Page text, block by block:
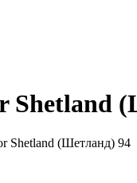
Shetland
Shetland (Шетланд) 94